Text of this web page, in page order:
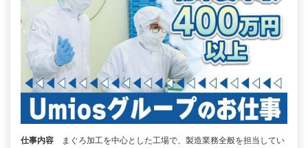
仕事内容
まぐろ加工を中心とした工場で、製造業務全般を担当してい